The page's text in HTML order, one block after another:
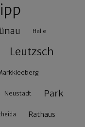
Halle
Leutzsch
Neustadt Park
Rathaus